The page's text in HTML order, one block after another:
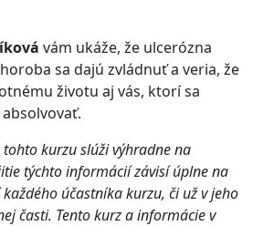
vám ukáže, že ulcerózna
sa dajú zvládnuť a veria, že
životu aj vás, ktorí sa
tohto kurzu slúži výhradne na
týchto informácií závisí úplne na
účastníka kurzu, či už v jeho
časti. Tento kurz a informácie v